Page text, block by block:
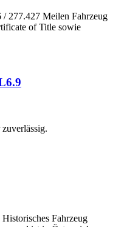
277.427 Meilen Fahrzeug
of Title sowie
Fahrzeug